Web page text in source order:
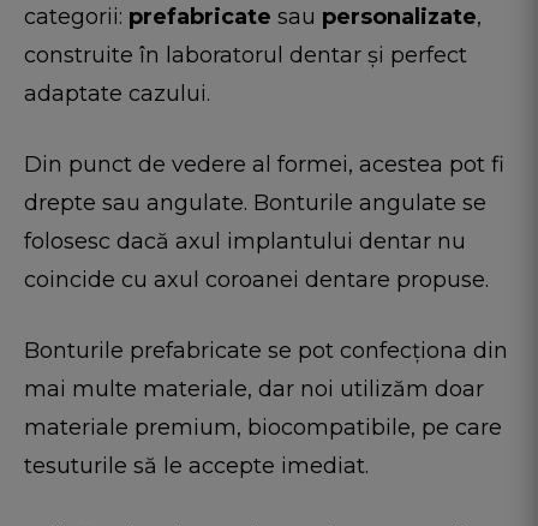
categorii: prefabricate sau personalizate,
construite în laboratorul dentar și perfect
adaptate cazului.
Din punct de vedere al formei, acestea pot fi
drepte sau angulate. Bonturile angulate se
folosesc dacă axul implantului dentar nu
coincide cu axul coroanei dentare propuse.
Bonturile prefabricate se pot confecționa din
mai multe materiale, dar noi utilizăm doar
materiale premium, biocompatibile, pe care
tesuturile să le accepte imediat.